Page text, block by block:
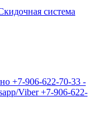
система
+7-906-622-70-33 -
Viber+7-906-622-